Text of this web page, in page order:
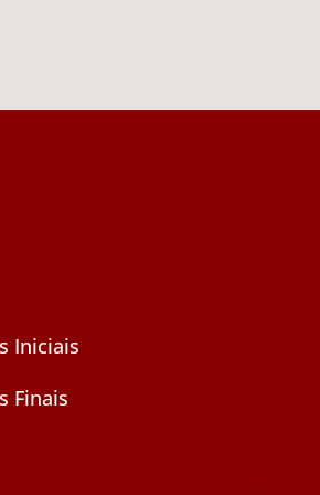
Iniciais
Finais